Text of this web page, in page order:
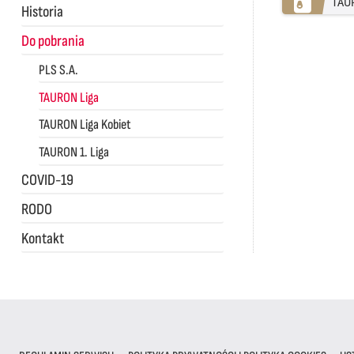
Historia
Do pobrania
PLS S.A.
TAURON Liga
TAURON Liga Kobiet
TAURON 1. Liga
COVID-19
RODO
Kontakt